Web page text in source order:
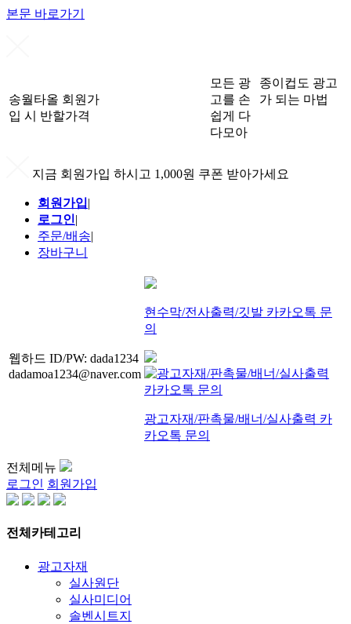
본문 바로가기
송월타올 회원가
입 시 반할가격
모든 광
고를 손
쉽게 다
다모아
종이컵도 광고
가 되는 마법
지금 회원가입 하시고 1,000원 쿠폰 받아가세요
회원가입|
로그인|
주문/배송|
장바구니
웹하드 ID/PW: dada1234
dadamoa1234@naver.com
현수막/전사출력/깃발 카카오톡 문
의
광고자재/판촉물/배너/실사출력 카
카오톡 문의
전체메뉴
로그인 회원가입
전체카테고리
광고자재
실사원단
실사미디어
솔벤시트지